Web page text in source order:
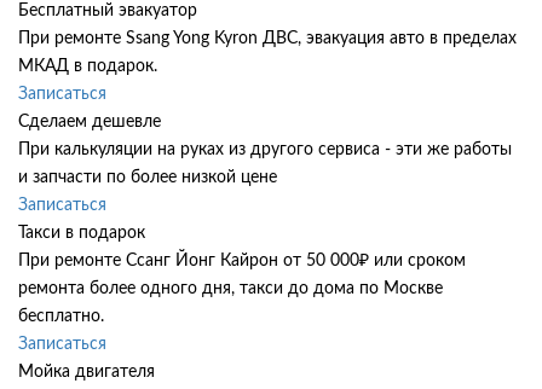
Бесплатный эвакуатор
При ремонте Ssang Yong Kyron ДВС, эвакуация авто в пределах
МКАД в подарок.
Записаться
Сделаем дешевле
При калькуляции на руках из другого сервиса - эти же работы
и запчасти по более низкой цене
Записаться
Такси в подарок
При ремонте Ссанг Йонг Кайрон от 50 000₽ или сроком
ремонта более одного дня, такси до дома по Москве
бесплатно.
Записаться
Мойка двигателя